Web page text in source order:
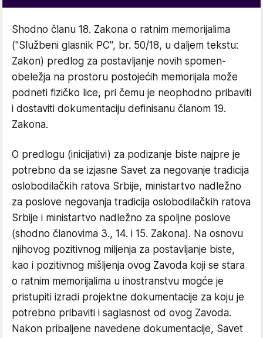
Shodno članu 18. Zakona o ratnim memorijalima
("Službeni glasnik PC", br. 50/18, u daljem tekstu:
Zakon) predlog za postavljanje novih spomen-
obeležja na prostoru postojećih memorijala može
podneti fizičko lice, pri čemu je neophodno pribaviti
i dostaviti dokumentaciju definisanu članom 19.
Zakona.
O predlogu (inicijativi) za podizanje biste najpre je
potrebno da se izjasne Savet za negovanje tradicija
oslobodilačkih ratova Srbije, ministartvo nadležno
za poslove negovanja tradicija oslobodilačkih ratova
Srbije i ministartvo nadležno za spoljne poslove
(shodno članovima 3., 14. i 15. Zakona). Na osnovu
njihovog pozitivnog miljenja za postavljanje biste,
kao i pozitivnog mišljenja ovog Zavoda koji se stara
o ratnim memorijalima u inostranstvu mogće je
pristupiti izradi projektne dokumentacije za koju je
potrebno pribaviti i saglasnost od ovog Zavoda.
Nakon pribaljene navedene dokumentacije, Savet